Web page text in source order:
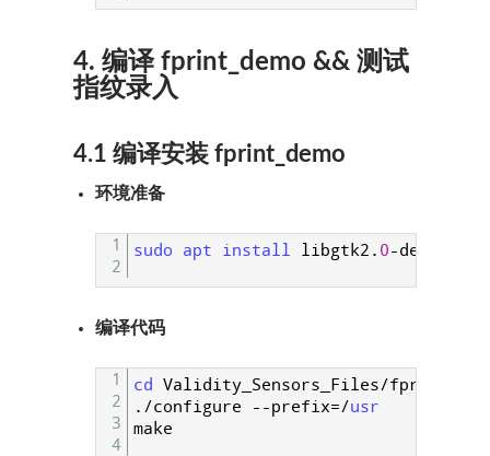
4. 编译 fprint_demo && 测试
指纹录入
4.1 编译安装 fprint_demo
环境准备
1
2
sudo apt install libgtk2 . 0-dev
编译代码
1
2
3
4
cd Validity_Sensors_Files/
. /configure --prefix=/usr
make